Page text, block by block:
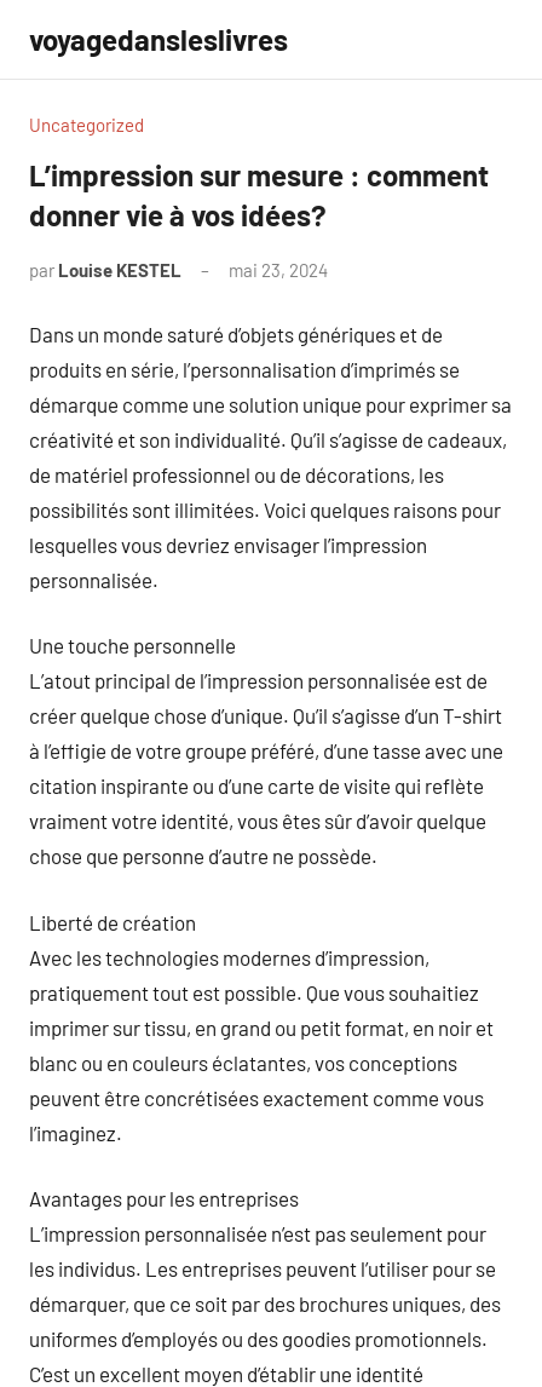
contenu
voyagedansleslivres
Uncategorized
L’impression sur mesure : comment
donner vie à vos idées?
par Louise KESTEL mai 23, 2024
Dans un monde saturé d’objets génériques et de
produits en série, l’personnalisation d’imprimés se
démarque comme une solution unique pour exprimer sa
créativité et son individualité. Qu’il s’agisse de cadeaux,
de matériel professionnel ou de décorations, les
possibilités sont illimitées. Voici quelques raisons pour
lesquelles vous devriez envisager l’impression
personnalisée.
Une touche personnelle
L’atout principal de l’impression personnalisée est de
créer quelque chose d’unique. Qu’il s’agisse d’un T-shirt
à l’effigie de votre groupe préféré, d’une tasse avec une
citation inspirante ou d’une carte de visite qui reflète
vraiment votre identité, vous êtes sûr d’avoir quelque
chose que personne d’autre ne possède.
Liberté de création
Avec les technologies modernes d’impression,
pratiquement tout est possible. Que vous souhaitiez
imprimer sur tissu, en grand ou petit format, en noir et
blanc ou en couleurs éclatantes, vos conceptions
peuvent être concrétisées exactement comme vous
l’imaginez.
Avantages pour les entreprises
L’impression personnalisée n’est pas seulement pour
les individus. Les entreprises peuvent l’utiliser pour se
démarquer, que ce soit par des brochures uniques, des
uniformes d’employés ou des goodies promotionnels.
C’est un excellent moyen d’établir une identité